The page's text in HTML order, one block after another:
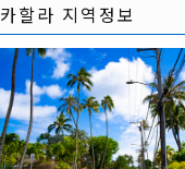
카할라 지역정보